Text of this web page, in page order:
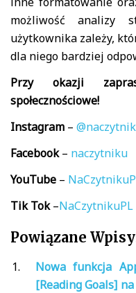
możliwość analizy
użytkownika zależy,
dla niego bardziej
Przy okazji
społecznościowe!
Instagram –
Facebook– naczytniku
YouTube –
Tik Tok–NaCzytnikuPL
Powiązane
Nowa funkcja
[Reading Goals]